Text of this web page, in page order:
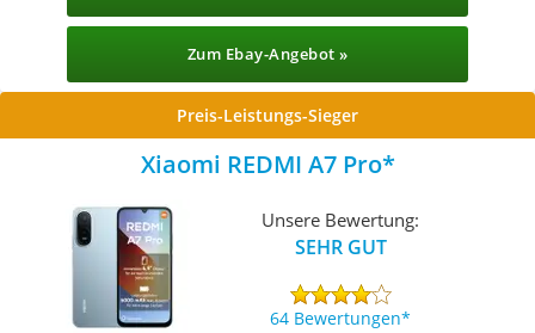
Zum Ebay-Angebot »
Preis-Leistungs-Sieger
Xiaomi REDMI A7 Pro
Unsere Bewertung:
SEHR GUT
64 Bewertungen